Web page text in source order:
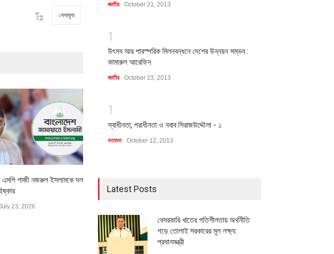
খেলাধুলা
এমপি গাজী নজরুল ইসলামকে দল
23, 2026
৪০০ মিলিয়ন ডলারের বিদেশি বিনিয়োগ
বাস্তবায়নের পথে
জাতীয় October 21, 2013
1
উৎসব আর পারস্পরিক মিলনবন্ধনে দেশের উন্নয়ন সম্ভব :
কামারুল আরেফিন
জাতীয় October 23, 2013
1
স্বাধীনতা, পরাধীনতা ও নবাব সিরাজউদ্দৌলা - ১
মতামত October 12, 2013
Latest Posts
বেসরকারি খাতের গতিশীলতায় অর্থনীতি
গড়ে তোলাই সরকারের মূল লক্ষ্য:
প্রধানমন্ত্রী